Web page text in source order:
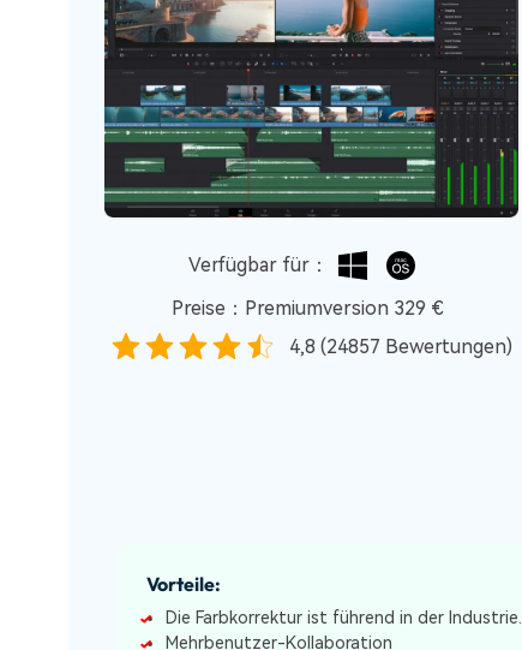
Verfügbar für：
Preise：Premiumversion 329 €
4,8 (24857 Bewertungen)
Vorteile:
Die Farbkorrektur ist führend in der Industrie.
Mehrbenutzer-Kollaboration